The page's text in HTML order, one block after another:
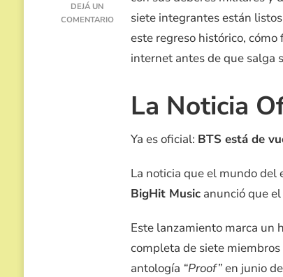
DEJÁ UN
COMENTARIO
siete integrantes están
este regreso histórico,
internet antes de que salga
La Noticia
Ya es oficial: BTS está de
La noticia que el mundo del
BigHit Musicanunció que
Este lanzamiento marca un
completa de siete miembros
antología “Proof”en junio de